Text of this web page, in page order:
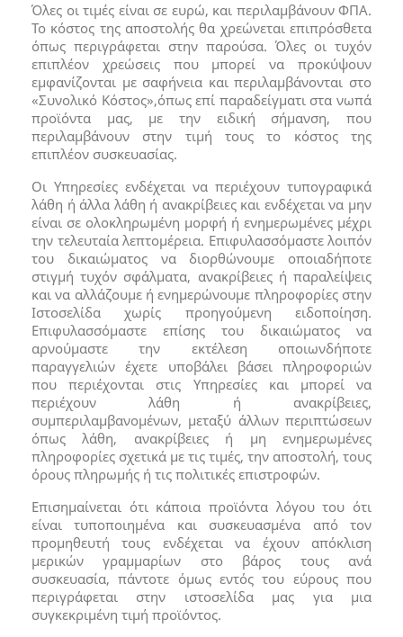
Όλες οι τιμές είναι σε ευρώ, και περιλαμβάνουν ΦΠΑ.
Το κόστος της αποστολής θα χρεώνεται επιπρόσθετα
όπως περιγράφεται στην παρούσα. Όλες οι τυχόν
επιπλέον χρεώσεις που μπορεί να προκύψουν
εμφανίζονται με σαφήνεια και περιλαμβάνονται στο
«Συνολικό Κόστος»,όπως επί παραδείγματι στα νωπά
προϊόντα μας, με την ειδική σήμανση, που
περιλαμβάνουν στην τιμή τους το κόστος της
επιπλέον συσκευασίας.
Οι Υπηρεσίες ενδέχεται να περιέχουν τυπογραφικά
λάθη ή άλλα λάθη ή ανακρίβειες και ενδέχεται να μην
είναι σε ολοκληρωμένη μορφή ή ενημερωμένες μέχρι
την τελευταία λεπτομέρεια. Επιφυλασσόμαστε λοιπόν
του δικαιώματος να διορθώνουμε οποιαδήποτε
στιγμή τυχόν σφάλματα, ανακρίβειες ή παραλείψεις
και να αλλάζουμε ή ενημερώνουμε πληροφορίες στην
Ιστοσελίδα χωρίς προηγούμενη ειδοποίηση.
Επιφυλασσόμαστε επίσης του δικαιώματος να
αρνούμαστε την εκτέλεση οποιωνδήποτε
παραγγελιών έχετε υποβάλει βάσει πληροφοριών
που περιέχονται στις Υπηρεσίες και μπορεί να
περιέχουν λάθη ή ανακρίβειες,
συμπεριλαμβανομένων, μεταξύ άλλων περιπτώσεων
όπως λάθη, ανακρίβειες ή μη ενημερωμένες
πληροφορίες σχετικά με τις τιμές, την αποστολή, τους
όρους πληρωμής ή τις πολιτικές επιστροφών.
Επισημαίνεται ότι κάποια προϊόντα λόγου του ότι
είναι τυποποιημένα και συσκευασμένα από τον
προμηθευτή τους ενδέχεται να έχουν απόκλιση
μερικών γραμμαρίων στο βάρος τους ανά
συσκευασία, πάντοτε όμως εντός του εύρους που
περιγράφεται στην ιστοσελίδα μας για μια
συγκεκριμένη τιμή προϊόντος.